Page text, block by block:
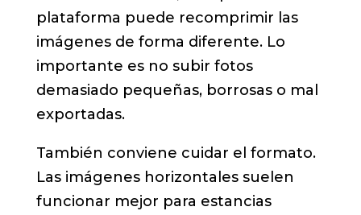
plataforma puede recomprimir las
imágenes de forma diferente. Lo
importante es no subir fotos
demasiado pequeñas, borrosas o mal
exportadas.
También conviene cuidar el formato.
Las imágenes horizontales suelen
funcionar mejor para estancias